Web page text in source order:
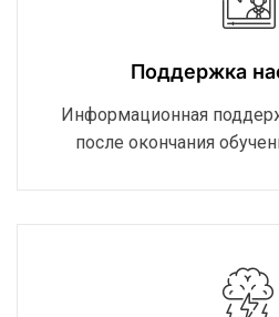
Поддержка
Информационная
после окончания